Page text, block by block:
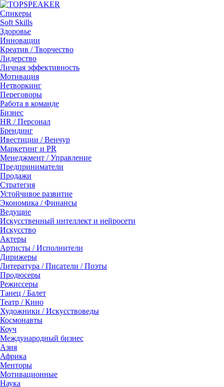
Спикеры
Soft Skills
Здоровье
Инновации
Креатив / Творчество
Лидерство
Личная эффективность
Мотивация
Нетворкинг
Переговоры
Работа в команде
Бизнес
HR / Персонал
Брендинг
Ивестиции / Венчур
Маркетинг и PR
Менеджмент / Управление
Предприниматели
Продажи
Стратегия
Устойчивое развитие
Экономика / Финансы
Ведущие
Искусственный интеллект и нейросети
Искусство
Актеры
Артисты / Исполнители
Дирижеры
Литература / Писатели / Поэты
Продюсеры
Режиссеры
Танец / Балет
Театр / Кино
Художники / Искусствоведы
Космонавты
Коуч
Международный бизнес
Азия
Африка
Менторы
Мотивационные
Наука